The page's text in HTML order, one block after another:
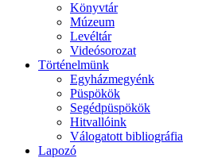
Könyvtár
Múzeum
Levéltár
Videósorozat
Történelmünk
Egyházmegyénk
Püspökök
Segédpüspökök
Hitvallóink
Válogatott bibliográfia
Lapozó